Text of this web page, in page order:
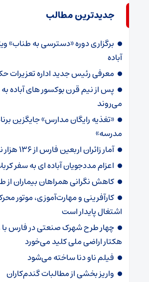
جدیدترین مطالب
برگزاری دوره «دسترسی به طناب»
آباده
معرفی رئیس جدید اداره تعزیرات
پس از نیم قرن بوکسور های آباده
می‌روند
«تغذیه رایگان مدارس» جایگزین
مدرسه»
آمار زائران اربعین فارس از ۱۳۶ هزار نفر گذشت
اعزام مددجویان آباده ای به سفر
کاهش نگرانی همراهان بیماران
کارآفرینی و مهارت‌آموزی، موتور
اشتغال پایدار است
هکتار اراضی ملی کلید می‌خورد
فیلم ناو دنا ساخته‌ می‌شود
واریز بخشی از مطالبات گندم‌کاران